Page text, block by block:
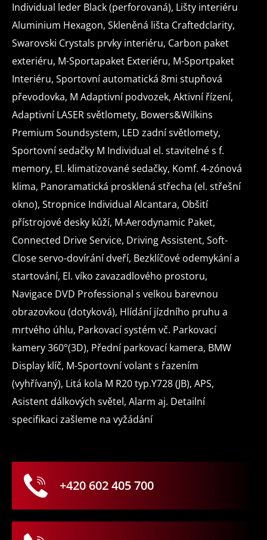
asistent jízdy v jízdním
pruhu
řidiče
regulace tuhosti
podvozku
adaptivní regulace
podvozku
dvouzónová
adaptivní
tempomat
LED denní
svícení
dálkových světel
laserové
světlomety
alu
kola
palubní
počítač
počítače
digitální
přístrojový štít
Individual leder Black (perforovaná), Lišty interiéru
Aluminium Hexagon, Skleněná lišta Craftedclarity,
Swarovski Crystals prvky interiéru, Carbon paket
exteriéru, M-Sportapaket Exteriéru, M-Sportpaket
Interiéru, Sportovní automatická 8mi stupňová
převodovka, M Adaptivní podvozek, Aktivní řízení,
Adaptivní LASER světlomety, Bowers&Wilkins
Premium Soundsystem, LED zadní světlomety,
Sportovní sedačky M Individual el. stavitelné s f.
memory, El. klimatizované sedačky, Komf. 4-zónová
klima, Panoramatická prosklená střecha (el. střešní
okno), Stropnice Individual Alcantara, Obšití
přístrojové desky kůží, M-Aerodynamic Paket,
Connected Drive Service, Driving Assistent, Soft-
Close servo-dovírání dveří, Bezklíčové odemykání a
startování, El. víko zavazadlového prostoru,
Navigace DVD Professional s velkou barevnou
obrazovkou (dotyková), Hlídání jízdního pruhu a
mrtvého úhlu, Parkovací systém vč. Parkovací
kamery 360°(3D), Přední parkovací kamera, BMW
Display klíč, M-Sportovní volant s řazením
(vyhřívaný), Litá kola M R20 typ.Y728 (JB), APS,
Asistent dálkových světel, Alarm aj. Detailní
specifikaci zašleme na vyžádání
+420 602 405 700